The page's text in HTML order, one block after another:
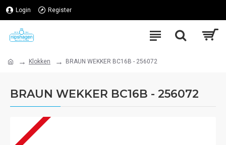
Login Register
Klokken BRAUN WEKKER BC16B - 256072
BRAUN WEKKER BC16B - 256072